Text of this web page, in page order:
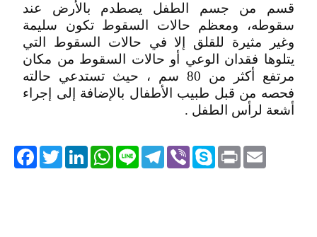
قسم من جسم الطفل يصطدم بالأرض عند
سقوطه، ومعظم حالات السقوط تكون سليمة
وغير مثيرة للقلق إلا في حالات السقوط التي
يتلوها فقدان الوعي أو حالات السقوط من مكان
مرتفع أكثر من 80 سم ، حيث تستدعي حالته
فحصه من قبل طبيب الأطفال بالإضافة إلى إجراء
أشعة لرأس الطفل .
TwitterLinkedIn
WhatsApp Line
Telegram ViberSkype PrintEmail